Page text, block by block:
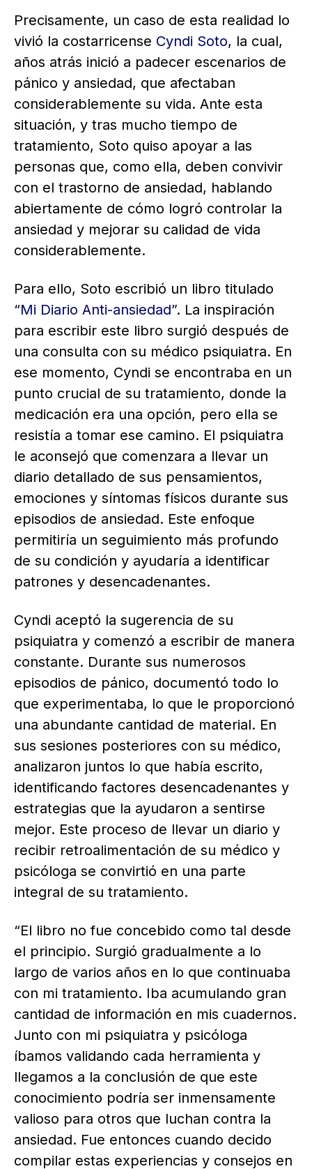
Precisamente, un caso de esta realidad lo
vivió la costarricense Cyndi Soto, la cual,
años atrás inició a padecer escenarios de
pánico y ansiedad, que afectaban
considerablemente su vida. Ante esta
situación, y tras mucho tiempo de
tratamiento, Soto quiso apoyar a las
personas que, como ella, deben convivir
con el trastorno de ansiedad, hablando
abiertamente de cómo logró controlar la
ansiedad y mejorar su calidad de vida
considerablemente.
Para ello, Soto escribió un libro titulado
“Mi Diario Anti-ansiedad”. La inspiración
para escribir este libro surgió después de
una consulta con su médico psiquiatra. En
ese momento, Cyndi se encontraba en un
punto crucial de su tratamiento, donde la
medicación era una opción, pero ella se
resistía a tomar ese camino. El psiquiatra
le aconsejó que comenzara a llevar un
diario detallado de sus pensamientos,
emociones y síntomas físicos durante sus
episodios de ansiedad. Este enfoque
permitiría un seguimiento más profundo
de su condición y ayudaría a identificar
patrones y desencadenantes.
Cyndi aceptó la sugerencia de su
psiquiatra y comenzó a escribir de manera
constante. Durante sus numerosos
episodios de pánico, documentó todo lo
que experimentaba, lo que le proporcionó
una abundante cantidad de material. En
sus sesiones posteriores con su médico,
analizaron juntos lo que había escrito,
identificando factores desencadenantes y
estrategias que la ayudaron a sentirse
mejor. Este proceso de llevar un diario y
recibir retroalimentación de su médico y
psicóloga se convirtió en una parte
integral de su tratamiento.
“El libro no fue concebido como tal desde
el principio. Surgió gradualmente a lo
largo de varios años en lo que continuaba
con mi tratamiento. Iba acumulando gran
cantidad de información en mis cuadernos.
Junto con mi psiquiatra y psicóloga
íbamos validando cada herramienta y
llegamos a la conclusión de que este
conocimiento podría ser inmensamente
valioso para otros que luchan contra la
ansiedad. Fue entonces cuando decido
compilar estas experiencias y consejos en